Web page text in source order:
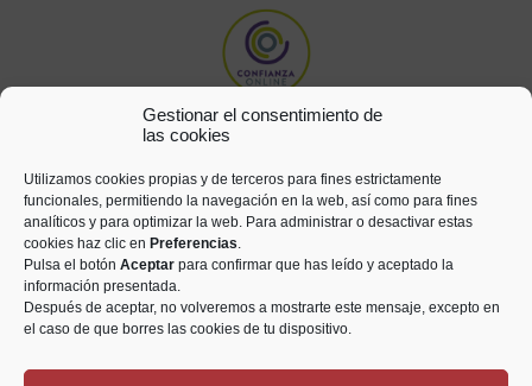
Gestionar el consentimiento de
las cookies
Utilizamos cookies propias y de terceros para fines estrictamente
funcionales, permitiendo la navegación en la web, así como para fines
analíticos y para optimizar la web. Para administrar o desactivar estas
cookies haz clic en Preferencias.
Pulsa el botón Aceptar para confirmar que has leído y aceptado la
información presentada.
Después de aceptar, no volveremos a mostrarte este mensaje, excepto en
el caso de que borres las cookies de tu dispositivo.